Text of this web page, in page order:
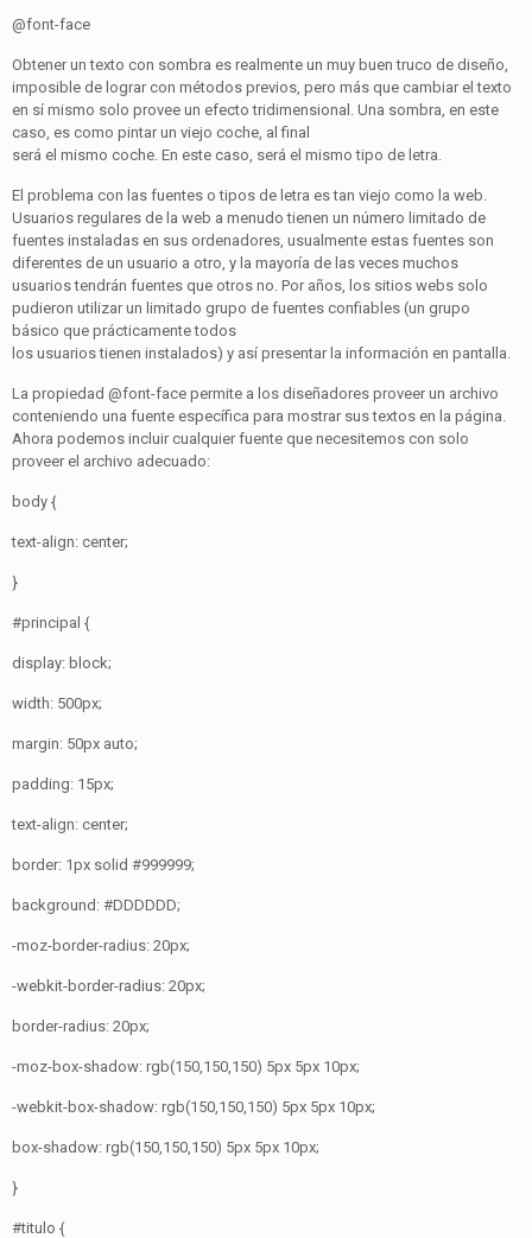
@font-face
Obtener un texto con sombra es realmente un muy buen truco de diseño,
imposible de lograr con métodos previos, pero más que cambiar el texto
en sí mismo solo provee un efecto tridimensional. Una sombra, en este
caso, es como pintar un viejo coche, al final
será el mismo coche. En este caso, será el mismo tipo de letra.
El problema con las fuentes o tipos de letra es tan viejo como la web.
Usuarios regulares de la web a menudo tienen un número limitado de
fuentes instaladas en sus ordenadores, usualmente estas fuentes son
diferentes de un usuario a otro, y la mayoría de las veces muchos
usuarios tendrán fuentes que otros no. Por años, los sitios webs solo
pudieron utilizar un limitado grupo de fuentes confiables (un grupo
básico que prácticamente todos
los usuarios tienen instalados) y así presentar la información en pantalla.
La propiedad @font-face permite a los diseñadores proveer un archivo
conteniendo una fuente específica para mostrar sus textos en la página.
Ahora podemos incluir cualquier fuente que necesitemos con solo
proveer el archivo adecuado:
body {
text-align: center;
}
#principal {
display: block;
width: 500px;
margin: 50px auto;
padding: 15px;
text-align: center;
border: 1px solid #999999;
background: #DDDDDD;
-moz-border-radius: 20px;
-webkit-border-radius: 20px;
border-radius: 20px;
-moz-box-shadow: rgb(150,150,150) 5px 5px 10px;
-webkit-box-shadow: rgb(150,150,150) 5px 5px 10px;
box-shadow: rgb(150,150,150) 5px 5px 10px;
}
#titulo {